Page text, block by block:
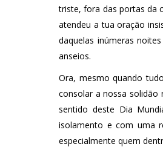
triste, fora das portas da
atendeu a tua oração
daquelas inúmeras
anseios.
Ora, mesmo quando
consolar a nossa solidão
sentido deste Dia
isolamento e com uma
especialmente quem